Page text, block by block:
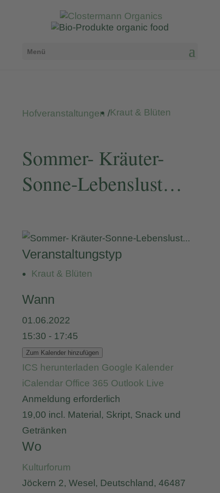
Menü
Hofveranstaltungen /Kraut & Blüten
Sommer- Kräuter-
Sonne-Lebenslust…
Veranstaltungstyp
Kraut & Blüten
Wann
01.06.2022
15:30 - 17:45
Zum Kalender hinzufügen
ICS herunterladen Google Kalender
iCalendar Office 365 Outlook Live
Anmeldung erforderlich
19,00 incl. Material, Skript, Snack und
Getränken
Wo
Kulturforum
Jöckern 2, Wesel, Deutschland, 46487